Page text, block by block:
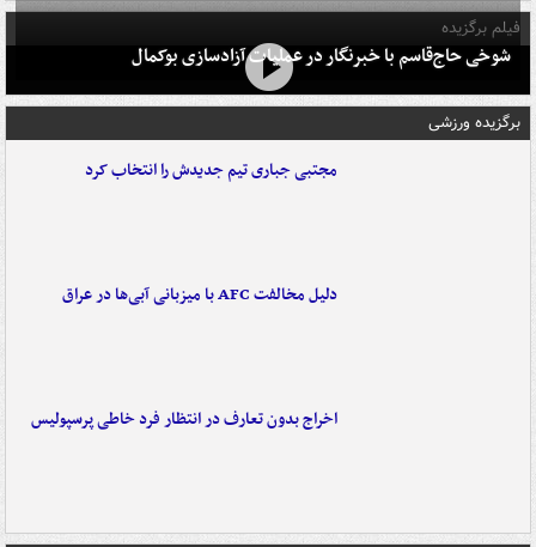
فیلم برگزیده
شوخی حاج‌قاسم با خبرنگار در عملیات آزادسازی بوکمال
برگزیده ورزشی
مجتبی جباری تیم جدیدش را انتخاب کرد
دلیل مخالفت AFC با میزبانی آبی‌ها در عراق
اخراج بدون تعارف در انتظار فرد خاطی پرسپولیس